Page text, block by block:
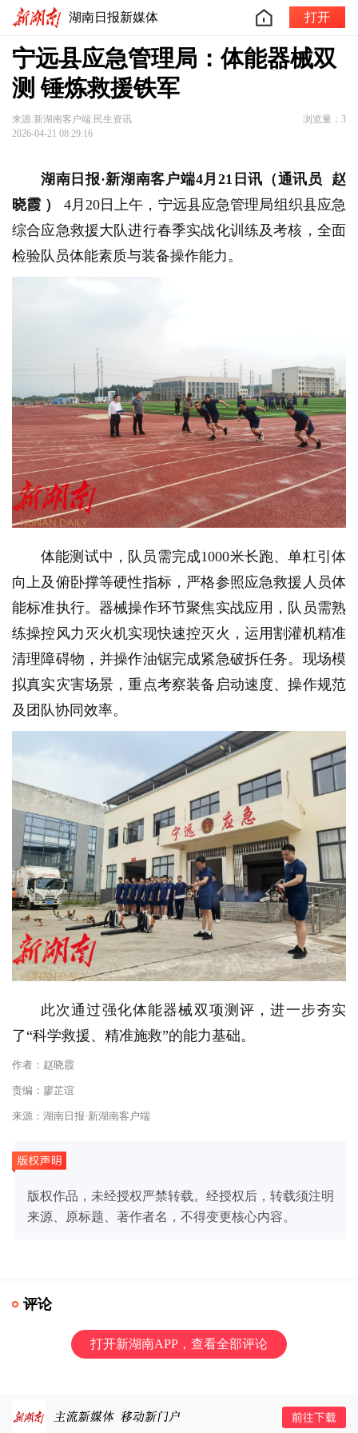
湖南日报新媒体 打开
宁远县应急管理局：体能器械双
测 锤炼救援铁军
来源:新湖南客户端.民生资讯
浏览量：3
2026-04-21 08:29:16
湖南日报·新湖南客户端4月21日讯 （通讯员
赵
晓霞 ）
4月20日上午，宁远县应急管理局组织县应急
综合应急救援大队进行春季实战化训练及考核，全面
检验队员体能素质与装备操作能力。
体能测试中，队员需完成1000米长跑、单杠引体
向上及俯卧撑等硬性指标，严格参照应急救援人员体
能标准执行。器械操作环节聚焦实战应用，队员需熟
练操控风力灭火机实现快速控灭火，运用割灌机精准
清理障碍物，并操作油锯完成紧急破拆任务。现场模
拟真实灾害场景，重点考察装备启动速度、操作规范
及团队协同效率。
此次通过强化体能器械双项测评，进一步夯实
了“科学救援、精准施救”的能力基础。
作者：赵晓霞
责编：廖芷谊
来源：湖南日报·新湖南客户端
版权作品，未经授权严禁转载。经授权后，转载须注明
来源、原标题、著作者名，不得变更核心内容。
评论
打开新湖南APP，查看全部评论